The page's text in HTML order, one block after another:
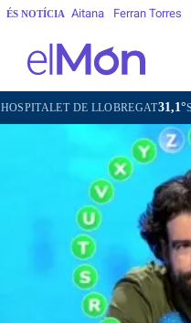
ÉS NOTÍCIA Aitana Ferran Torres
LLOBREGAT31,1°SANT CARLES